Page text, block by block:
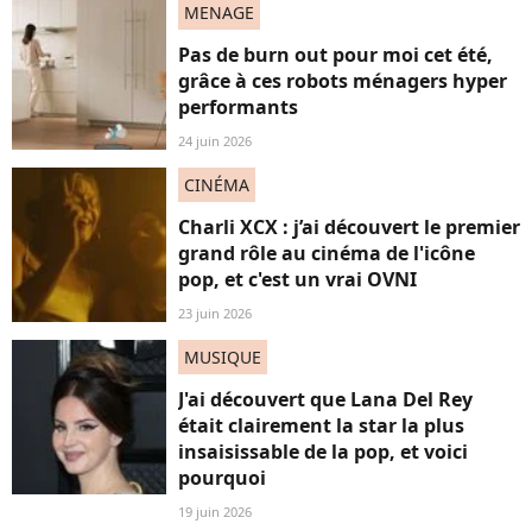
MENAGE
Pas de burn out pour moi cet été,
grâce à ces robots ménagers hyper
performants
24 juin 2026
CINÉMA
Charli XCX : j’ai découvert le premier
grand rôle au cinéma de l'icône
pop, et c'est un vrai OVNI
23 juin 2026
MUSIQUE
J'ai découvert que Lana Del Rey
était clairement la star la plus
insaisissable de la pop, et voici
pourquoi
19 juin 2026